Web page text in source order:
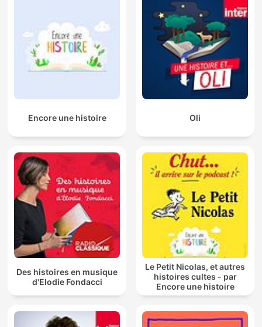
Encore une histoire Oli
Des histoires en musique
d'Elodie Fondacci
Le Petit Nicolas, et autres
histoires cultes - par
Encore une histoire